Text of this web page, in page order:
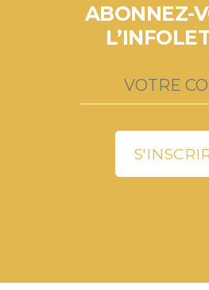
ABONNEZ-